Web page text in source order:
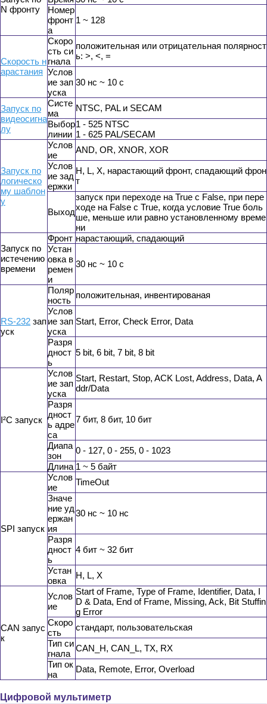
N фронту
Номер
фронт
а
1 ~ 128
Скорость н
арастания
Скоро
сть си
гнала
положительная или отрицательная полярност
ь: >, <, =
Услов
ие зап
уска
30 нс ~ 10 с
Запуск по
видеосигна
лу
Cисте
ма
NTSC, PAL и SECAM
Выбор
линии
1 - 525 NTSC
1 - 625 PAL/SECAM
Запуск по
логическо
му шаблон
у
Услов
ие
AND, OR, XNOR, XOR
Услов
ие зад
ержки
H, L, X, нарастающий фронт, спадающий фрон
т
Выход
запуск при переходе на True с False, при пере
ходе на False с True, когда условие True боль
ше, меньше или равно установленному време
ни
Запуск по
истечению
времени
Фронт нарастающий, спадающий
Устан
овка в
ремен
и
30 нс ~ 10 с
RS-232 зап
уск
Поляр
ность
положительная, инвентированая
Услов
ие зап
уска
Start, Error, Check Error, Data
Разря
дност
ь
5 bit, 6 bit, 7 bit, 8 bit
I²C запуск
Услов
ие зап
уска
Start, Restart, Stop, ACK Lost, Address, Data, A
ddr/Data
Разря
дност
ь адре
са
7 бит, 8 бит, 10 бит
Диапа
зон
0 - 127, 0 - 255, 0 - 1023
Длина 1 ~ 5 байт
SPI запуск
Услов
ие
TimeOut
Значе
ние уд
ержан
ия
30 нс ~ 10 нс
Разря
дност
ь
4 бит ~ 32 бит
Устан
овка
H, L, X
CAN запус
к
Услов
ие
Start of Frame, Type of Frame, Identifier, Data, I
D & Data, End of Frame, Missing, Ack, Bit Stuffin
g Error
Скоро
сть
стандарт, пользовательская
Тип си
гнала
CAN_H, CAN_L, TX, RX
Тип ок
на
Data, Remote, Error, Overload
Цифровой мультиметр